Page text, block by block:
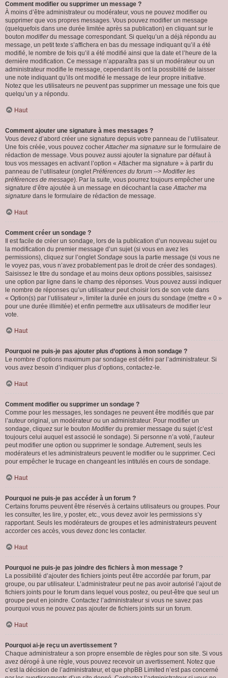
Comment modifier ou supprimer un message ?
À moins d’être administrateur ou modérateur, vous ne pouvez modifier ou
supprimer que vos propres messages. Vous pouvez modifier un message
(quelquefois dans une durée limitée après sa publication) en cliquant sur le
bouton modifierdu message correspondant. Si quelqu’un a déjà répondu au
message, un petit texte s’affichera en bas du message indiquant qu’il a été
modifié, le nombre de fois qu’il a été modifié ainsi que la date et l’heure de la
dernière modification. Ce message n’apparaîtra pas si un modérateur ou un
administrateur modifie le message, cependant ils ont la possibilité de laisser
une note indiquant qu’ils ont modifié le message de leur propre initiative.
Notez que les utilisateurs ne peuvent pas supprimer un message une fois que
quelqu’un y a répondu.
Haut
Comment ajouter une signature à mes messages ?
Vous devez d’abord créer une signature depuis votre panneau de l’utilisateur.
Une fois créée, vous pouvez cocherAttacher ma signature sur le formulaire de
rédaction de message. Vous pouvez aussi ajouter la signature par défaut à
tous vos messages en activant l’option « Attacher ma signature » à partir du
panneau de l’utilisateur (ongletPréférences du forum --> Modifier les
préférences de message). Par la suite, vous pourrez toujours empêcher une
signature d’être ajoutée à un message en décochant la caseAttacher ma
signature dans le formulaire de rédaction de message.
Haut
Comment créer un sondage ?
Il est facile de créer un sondage, lors de la publication d’un nouveau sujet ou
la modification du premier message d’un sujet (si vous en avez les
permissions), cliquez sur l’ongletSondage sous la partie message (si vous ne
le voyez pas, vous n’avez probablement pas le droit de créer des sondages).
Saisissez le titre du sondage et au moins deux options possibles, saisissez
une option par ligne dans le champ des réponses. Vous pouvez aussi indiquer
le nombre de réponses qu’un utilisateur peut choisir lors de son vote dans
« Option(s) par l’utilisateur », limiter la durée en jours du sondage (mettre « 0 »
pour une durée illimitée) et enfin permettre aux utilisateurs de modifier leur
vote.
Haut
Pourquoi ne puis-je pas ajouter plus d’options à mon sondage ?
Le nombre d’options maximum par sondage est défini par l’administrateur. Si
vous avez besoin d’indiquer plus d’options, contactez-le.
Haut
Comment modifier ou supprimer un sondage ?
Comme pour les messages, les sondages ne peuvent être modifiés que par
l’auteur original, un modérateur ou un administrateur. Pour modifier un
sondage, cliquez sur le bouton Modifierdu premier message du sujet (c’est
toujours celui auquel est associé le sondage). Si personne n’a voté, l’auteur
peut modifier une option ou supprimer le sondage. Autrement, seuls les
modérateurs et les administrateurs peuvent le modifier ou le supprimer. Ceci
pour empêcher le trucage en changeant les intitulés en cours de sondage.
Haut
Pourquoi ne puis-je pas accéder à un forum ?
Certains forums peuvent être réservés à certains utilisateurs ou groupes. Pour
les consulter, les lire, y poster, etc., vous devez avoir les permissions s’y
rapportant. Seuls les modérateurs de groupes et les administrateurs peuvent
accorder ces accès, vous devez donc les contacter.
Haut
Pourquoi ne puis-je pas joindre des fichiers à mon message ?
La possibilité d’ajouter des fichiers joints peut être accordée par forum, par
groupe, ou par utilisateur. L’administrateur peut ne pas avoir autorisé l’ajout de
fichiers joints pour le forum dans lequel vous postez, ou peut-être que seul un
groupe peut en joindre. Contactez l’administrateur si vous ne savez pas
pourquoi vous ne pouvez pas ajouter de fichiers joints sur un forum.
Haut
Pourquoi ai-je reçu un avertissement ?
Chaque administrateur a son propre ensemble de règles pour son site. Si vous
avez dérogé à une règle, vous pouvez recevoir un avertissement. Notez que
c’est la décision de l’administrateur, et que phpBB Limited n’est pas concerné